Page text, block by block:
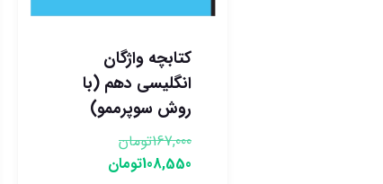
کتابچه واژگان
انگلیسی دهم (با
روش سوپرممو)
167,000تومان
108,550تومان